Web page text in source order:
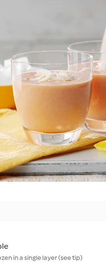
in a single layer (see tip)